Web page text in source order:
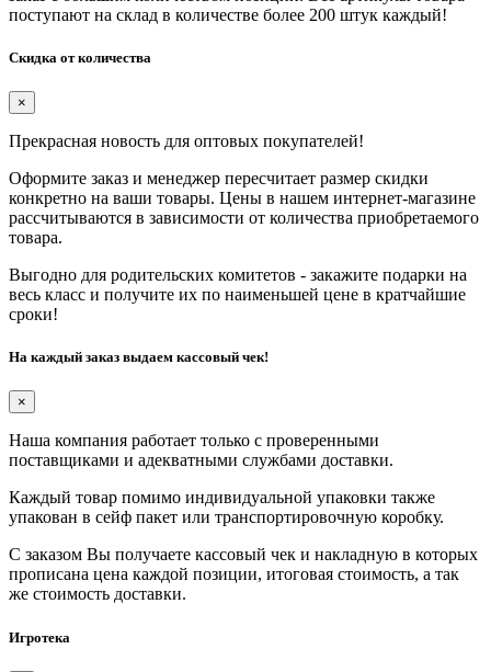
поступают на склад в количестве более 200 штук каждый!
Скидка от количества
×
Прекрасная новость для оптовых покупателей!
Оформите заказ и менеджер пересчитает размер скидки
конкретно на ваши товары. Цены в нашем интернет-магазине
рассчитываются в зависимости от количества приобретаемого
товара.
Выгодно для родительских комитетов - закажите подарки на
весь класс и получите их по наименьшей цене в кратчайшие
сроки!
На каждый заказ выдаем кассовый чек!
×
Наша компания работает только с проверенными
поставщиками и адекватными службами доставки.
Каждый товар помимо индивидуальной упаковки также
упакован в сейф пакет или транспортировочную коробку.
С заказом Вы получаете кассовый чек и накладную в которых
прописана цена каждой позиции, итоговая стоимость, а так
же стоимость доставки.
Игротека